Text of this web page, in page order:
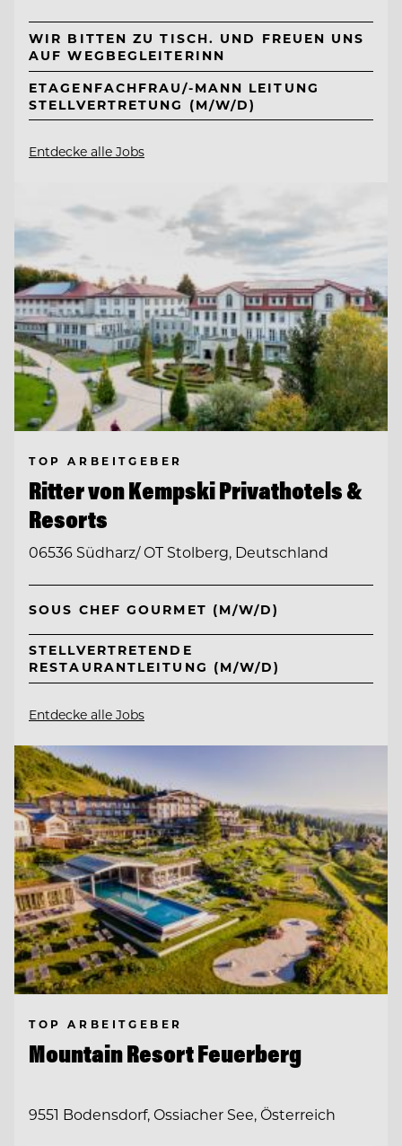
WIR BITTEN ZU TISCH. UND FREUEN UNS
AUF WEGBEGLEITERINN
ETAGENFACHFRAU/-MANN LEITUNG
STELLVERTRETUNG (M/W/D)
Entdecke alle Jobs
TOP ARBEITGEBER
Ritter von Kempski Privathotels &
Resorts
06536 Südharz/ OT Stolberg, Deutschland
SOUS CHEF GOURMET (M/W/D)
STELLVERTRETENDE
RESTAURANTLEITUNG (M/W/D)
Entdecke alle Jobs
TOP ARBEITGEBER
Mountain Resort Feuerberg
9551 Bodensdorf, Ossiacher See, Österreich